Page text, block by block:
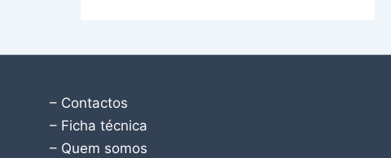
– Contactos
– Ficha técnica
– Quem somos